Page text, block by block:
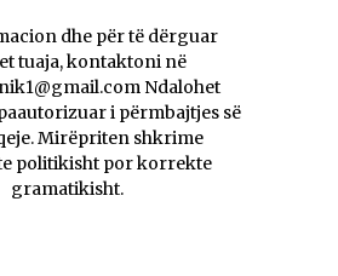
dhe për të dërguar
tuaja, kontaktoni në
Ndalohet
i përmbajtjes së
Mirëpriten shkrime
politikisht por korrekte
gramatikisht.